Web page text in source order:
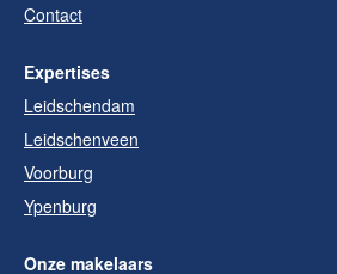
Contact
Expertises
Leidschendam
Leidschenveen
Voorburg
Ypenburg
Onze makelaars